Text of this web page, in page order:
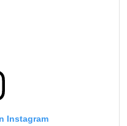
Instagram